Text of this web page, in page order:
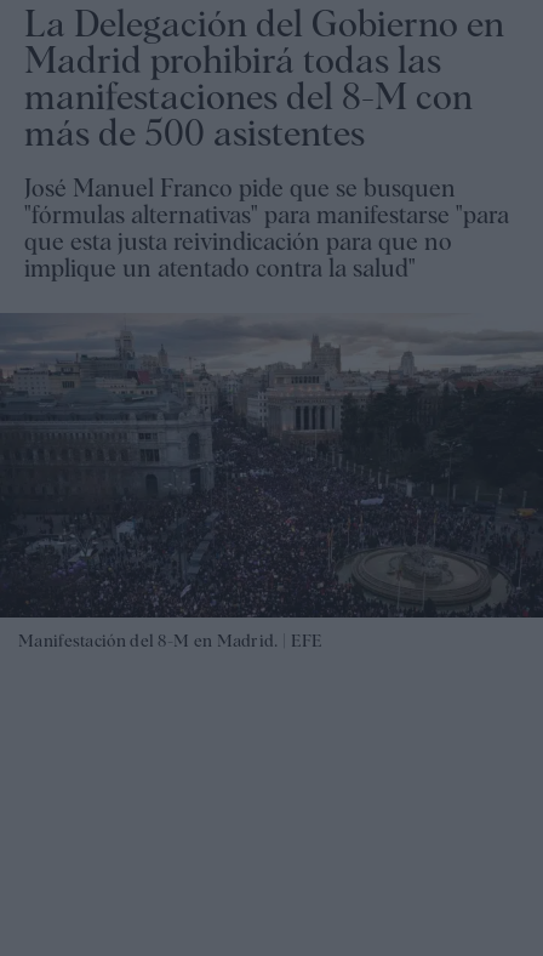
La Delegación del Gobierno en
Madrid prohibirá todas las
manifestaciones del 8-M con
más de 500 asistentes
José Manuel Franco pide que se busquen
"fórmulas alternativas" para manifestarse "para
que esta justa reivindicación para que no
implique un atentado contra la salud"
Manifestación del 8-M en Madrid. | EFE